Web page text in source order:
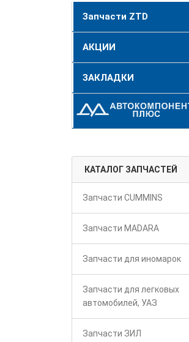
Запчасти ZTD
АКЦИИ
ЗАКЛАДКИ
КАТАЛОГ ЗАПЧАСТЕЙ
Запчасти CUMMINS
Запчасти MADARA
Запчасти для иномарок
Запчасти для легковых
автомобилей, УАЗ
Запчасти ЗИЛ